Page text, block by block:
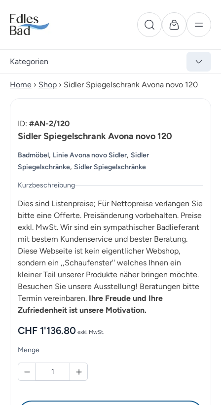
Kategorien
Home › Shop › Sidler Spiegelschrank Avona novo 120
ID: #AN-2/120
Sidler Spiegelschrank Avona novo 120
Badmöbel, Linie Avona novo Sidler, Sidler
Spiegelschränke, Sidler Spiegelschränke
Kurzbeschreibung
Dies sind Listenpreise; Für Nettopreise verlangen Sie
bitte eine Offerte. Preisänderung vorbehalten. Preise
exkl. MwSt. Wir sind ein sympathischer Badlieferant
mit bestem Kundenservice und bester Beratung.
Diese Webseite ist kein eigentlicher Webshop,
sondern ein ,,Schaufenster'' welches Ihnen ein
kleiner Teil unserer Produkte näher bringen möchte.
Besuchen Sie unsere Ausstellung! Beratungen bitte
Termin vereinbaren. Ihre Freude und Ihre
Zufriedenheit ist unsere Motivation.
CHF 1'136.80 exkl. MwSt.
Menge